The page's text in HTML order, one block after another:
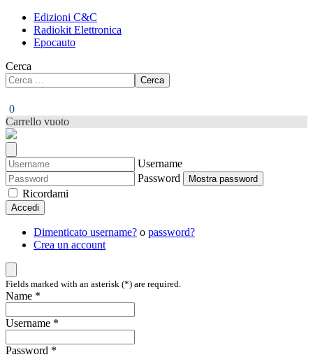
Edizioni C&C
Radiokit Elettronica
Epocauto
Cerca
Cerca
0
Carrello vuoto
Username
Password
Mostra password
Ricordami
Accedi
Dimenticato username? o password?
Crea un account
Fields marked with an asterisk (*) are required.
Name *
Username *
Password *